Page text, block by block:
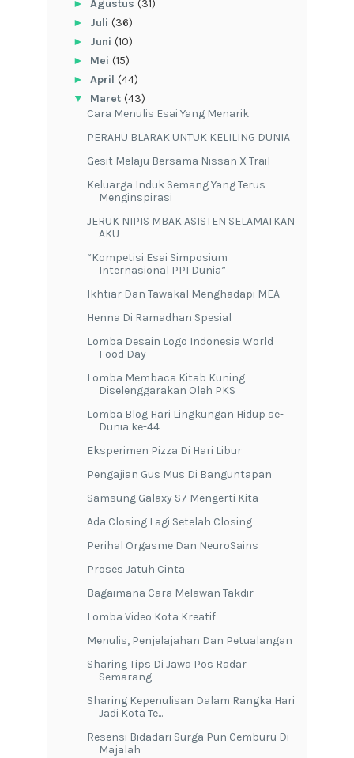
► Agustus (31)
► Juli (36)
► Juni (10)
► Mei (15)
► April (44)
▼ Maret (43)
Cara Menulis Esai Yang Menarik
PERAHU BLARAK UNTUK KELILING DUNIA
Gesit Melaju Bersama Nissan X Trail
Keluarga Induk Semang Yang Terus
Menginspirasi
JERUK NIPIS MBAK ASISTEN SELAMATKAN
AKU
“Kompetisi Esai Simposium
Internasional PPI Dunia”
Ikhtiar Dan Tawakal Menghadapi MEA
Henna Di Ramadhan Spesial
Lomba Desain Logo Indonesia World
Food Day
Lomba Membaca Kitab Kuning
Diselenggarakan Oleh PKS
Lomba Blog Hari Lingkungan Hidup se-
Dunia ke-44
Eksperimen Pizza Di Hari Libur
Pengajian Gus Mus Di Banguntapan
Samsung Galaxy S7 Mengerti Kita
Ada Closing Lagi Setelah Closing
Perihal Orgasme Dan NeuroSains
Proses Jatuh Cinta
Bagaimana Cara Melawan Takdir
Lomba Video Kota Kreatif
Menulis, Penjelajahan Dan Petualangan
Sharing Tips Di Jawa Pos Radar
Semarang
Sharing Kepenulisan Dalam Rangka Hari
Jadi Kota Te...
Resensi Bidadari Surga Pun Cemburu Di
Majalah